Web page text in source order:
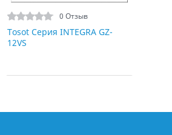
0 Отзыв
Tosot Серия INTEGRA GZ-
12VS